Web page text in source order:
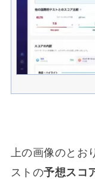
上の画像のとお
ストの予想スコ